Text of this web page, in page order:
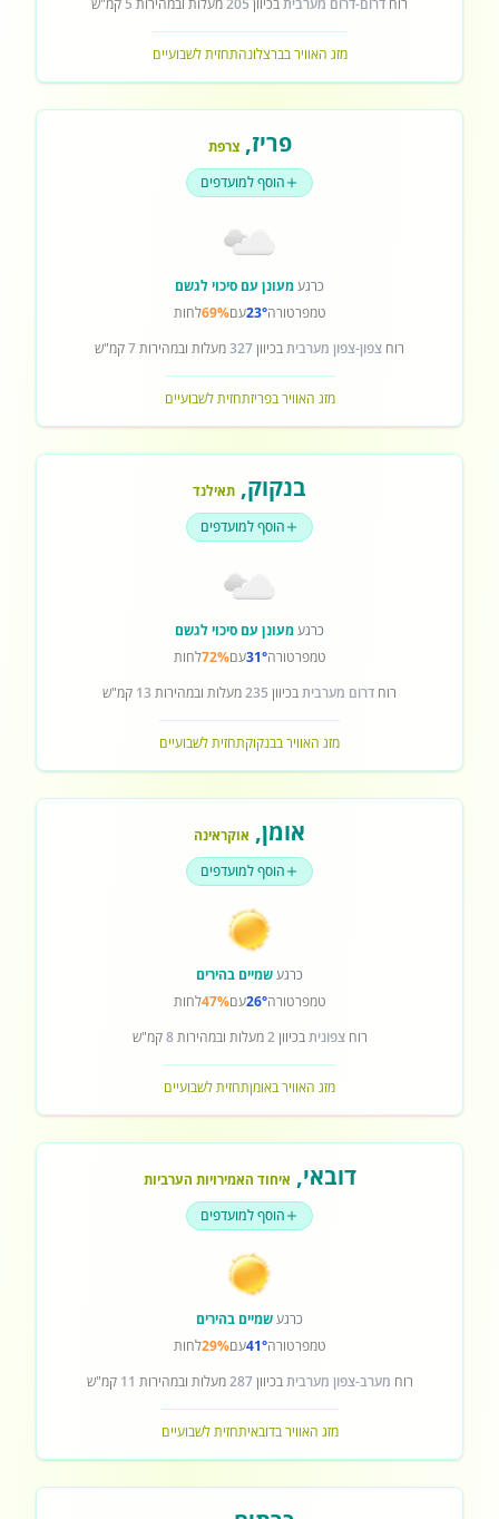
רוח דרום-דרום מערביתבכיוון 205מעלות ובמהירות 5 קמ"ש
מזג האוויר בברצלונהתחזית לשבועיים
פריז,צרפת
הוסף למועדפים
כרגעמעונן עם סיכוי לגשם
טמפרטורה23°עם69%לחות
רוח צפון-צפון מערביתבכיוון327מעלות ובמהירות7קמ"ש
מזג האוויר בפריזתחזית לשבועיים
בנקוק, תאילנד
הוסף למועדפים
כרגעמעונן עם סיכוי לגשם
טמפרטורה31°עם72%לחות
רוח דרום מערביתבכיוון 235מעלות ובמהירות 13 קמ"ש
מזג האוויר בבנקוקתחזית לשבועיים
אומן, אוקראינה
הוסף למועדפים
כרגעשמיים בהירים
טמפרטורה26°עם47%לחות
רוחצפוניתבכיוון2מעלות ובמהירות8קמ"ש
מזג האוויר באומןתחזית לשבועיים
דובאי, איחוד האמירויות הערביות
הוסף למועדפים
כרגעשמיים בהירים
טמפרטורה41°עם29%לחות
רוח מערב-צפון מערביתבכיוון287מעלות ובמהירות 11 קמ"ש
מזג האוויר בדובאיתחזית לשבועיים